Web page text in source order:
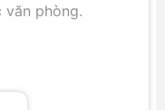
phòng.